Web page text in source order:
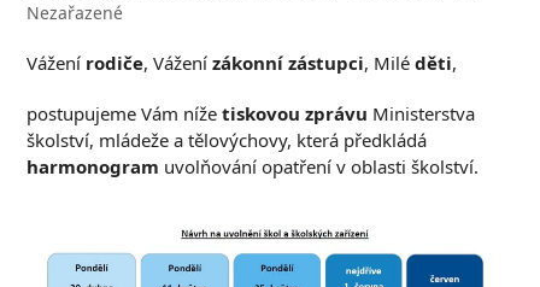
Nezařazené
Vážení rodiče, Váženízákonní zástupci, Miléděti,
postupujeme Vám nížetiskovou zprávu Ministerstva
školství, mládeže a tělovýchovy, která předkládá
harmonogram uvolňování opatření v oblasti školství.